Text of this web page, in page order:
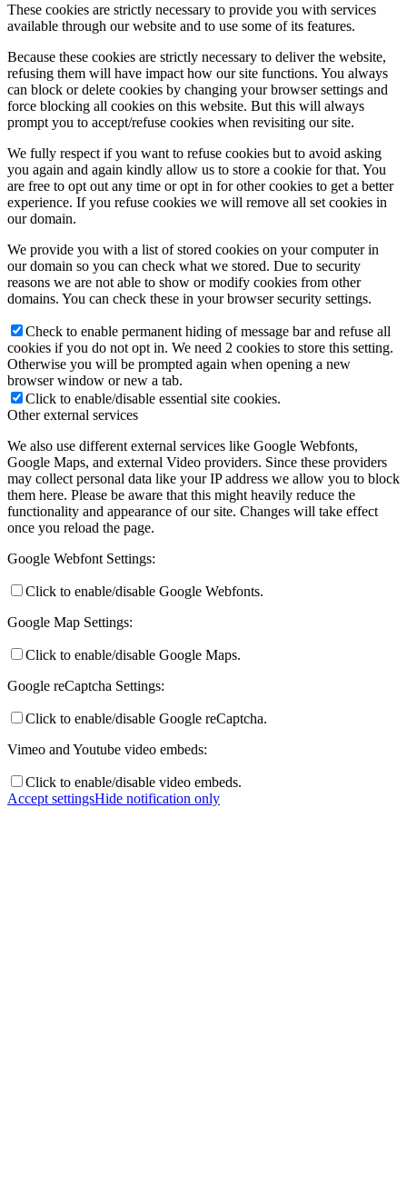
Keresés
Menu
These cookies are strictly necessary to provide you with services
available through our website and to use some of its features.
Because these cookies are strictly necessary to deliver the website,
refusing them will have impact how our site functions. You always
can block or delete cookies by changing your browser settings and
force blocking all cookies on this website. But this will always
prompt you to accept/refuse cookies when revisiting our site.
We fully respect if you want to refuse cookies but to avoid asking
you again and again kindly allow us to store a cookie for that. You
are free to opt out any time or opt in for other cookies to get a better
experience. If you refuse cookies we will remove all set cookies in
our domain.
We provide you with a list of stored cookies on your computer in
our domain so you can check what we stored. Due to security
reasons we are not able to show or modify cookies from other
domains. You can check these in your browser security settings.
Check to enable permanent hiding of message bar and refuse all
cookies if you do not opt in. We need 2 cookies to store this setting.
Otherwise you will be prompted again when opening a new
browser window or new a tab.
Click to enable/disable essential site cookies.
Other external services
We also use different external services like Google Webfonts,
Google Maps, and external Video providers. Since these providers
may collect personal data like your IP address we allow you to block
them here. Please be aware that this might heavily reduce the
functionality and appearance of our site. Changes will take effect
once you reload the page.
Google Webfont Settings:
Click to enable/disable Google Webfonts.
Google Map Settings:
Click to enable/disable Google Maps.
Google reCaptcha Settings:
Click to enable/disable Google reCaptcha.
Vimeo and Youtube video embeds:
Click to enable/disable video embeds.
Accept settingsHide notification only